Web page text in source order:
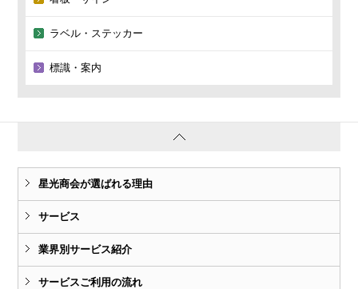
ラベル・ステッカー
標識・案内
星光商会が選ばれる理由
サービス
業界別サービス紹介
サービスご利用の流れ